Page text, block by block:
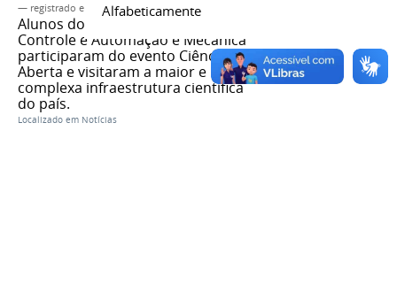
Alfabeticamente
— registrado em:
Campus Betim,Sirius
Alunos dos cursos Engenharias de
Controle e Automação e Mecânica
participaram do evento Ciência
Aberta e visitaram a maior e mais
complexa infraestrutura científica
do país.
Localizado em Notícias